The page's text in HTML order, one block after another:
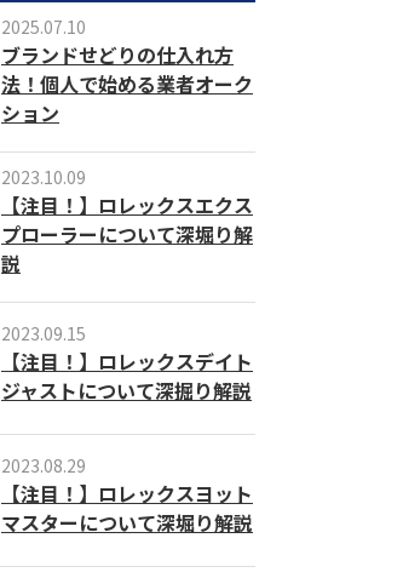
2025.07.10
ブランドせどりの仕入れ方
法！個人で始める業者オーク
ション
2023.10.09
【注目！】ロレックスエクス
プローラーについて深堀り解
説
2023.09.15
【注目！】ロレックスデイト
ジャストについて深掘り解説
2023.08.29
【注目！】ロレックスヨット
マスターについて深堀り解説